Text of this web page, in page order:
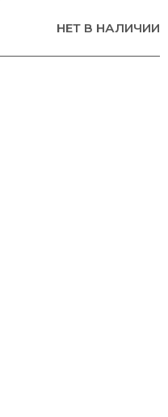
НЕТ В НАЛИЧИИ